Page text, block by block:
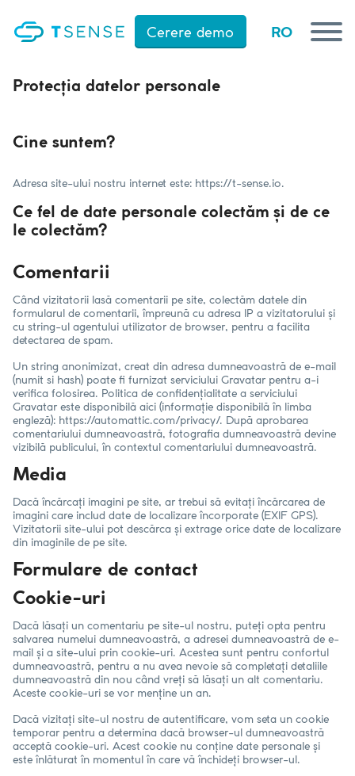
Cerere demo RO
Monitorizare avansată
Referințe
Despre noi
Cerere demo RO
Protecția datelor personale
Cine suntem?
Adresa site-ului nostru internet este: https://t-sense.io.
Ce fel de date personale colectăm și de ce
le colectăm?
Comentarii
Când vizitatorii lasă comentarii pe site, colectăm datele din
formularul de comentarii, împreună cu adresa IP a vizitatorului și
cu string-ul agentului utilizator de browser, pentru a facilita
detectarea de spam.
Un string anonimizat, creat din adresa dumneavoastră de e-mail
(numit si hash) poate fi furnizat serviciului Gravatar pentru a-i
verifica folosirea. Politica de confidențialitate a serviciului
Gravatar este disponibilă aici (informație disponibilă în limba
engleză): https://automattic.com/privacy/. După aprobarea
comentariului dumneavoastră, fotografia dumneavoastră devine
vizibilă publicului, în contextul comentariului dumneavoastră.
Media
Dacă încărcați imagini pe site, ar trebui să evitați încărcarea de
imagini care includ date de localizare încorporate (EXIF GPS).
Vizitatorii site-ului pot descărca și extrage orice date de localizare
din imaginile de pe site.
Formulare de contact
Cookie-uri
Dacă lăsați un comentariu pe site-ul nostru, puteți opta pentru
salvarea numelui dumneavoastră, a adresei dumneavoastră de e-
mail și a site-ului prin cookie-uri. Acestea sunt pentru confortul
dumneavoastră, pentru a nu avea nevoie să completați detaliile
dumneavoastră din nou când vreți să lăsați un alt comentariu.
Aceste cookie-uri se vor menține un an.
Dacă vizitați site-ul nostru de autentificare, vom seta un cookie
temporar pentru a determina dacă browser-ul dumneavoastră
acceptă cookie-uri. Acest cookie nu conține date personale și
este înlăturat în momentul în care vă închideți browser-ul.